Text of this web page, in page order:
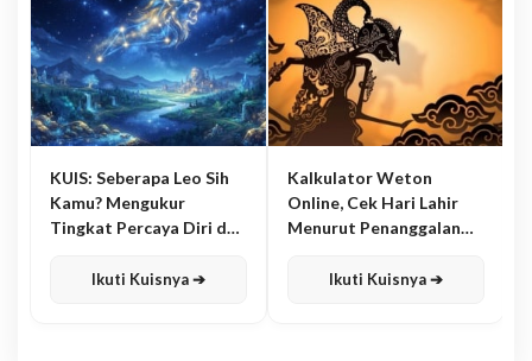
KUIS: Seberapa Leo Sih
Kamu? Mengukur
Tingkat Percaya Diri dan
Ikuti Kuisnya ➔
Kalkulator Weton
Online, Cek Hari Lahir
Menurut Penanggalan
Ikuti Kuisnya ➔